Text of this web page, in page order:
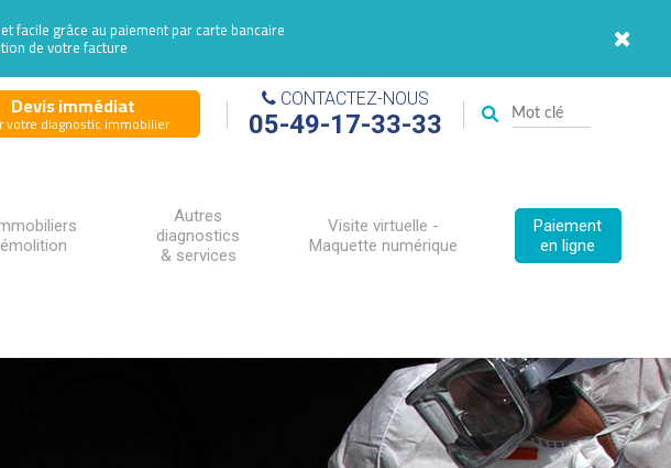
facile grâce au paiement par carte bancaire
de votre facture
Devis immédiat
votre diagnostic immobilier
CONTACTEZ-NOUS
05-49-17-33-33
Autres
diagnostics
& services
Visite virtuelle -
Maquette numérique
Paiement
en ligne